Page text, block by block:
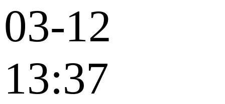
03-12
13:37